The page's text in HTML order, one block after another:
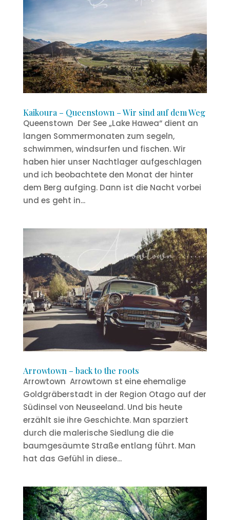
Kaikoura – Queenstown – Wir sind auf dem Weg
Queenstown Der See „Lake Hawea“ dient an
langen Sommermonaten zum segeln,
schwimmen, windsurfen und fischen. Wir
haben hier unser Nachtlager aufgeschlagen
und ich beobachtete den Monat der hinter
dem Berg aufging. Dann ist die Nacht vorbei
und es geht in...
Arrowtown – back to the roots
Arrowtown Arrowtown st eine ehemalige
Goldgräberstadt in der Region Otago auf der
Südinsel von Neuseeland. Und bis heute
erzählt sie ihre Geschichte. Man sparziert
durch die malerische Siedlung die die
baumgesäumte Straße entlang führt. Man
hat das Gefühl in diese...